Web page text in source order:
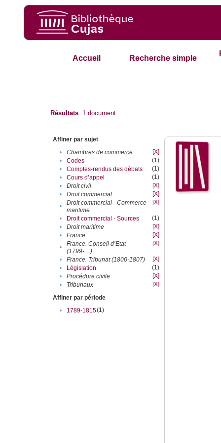
Accueil Recherche simple
Résultats 1 document
Affiner par sujet
•
Chambres de commerce
[X]
•
Codes
(1)
•
Comptes-rendus des débats
(1)
•
Cours d’appel
(1)
•
Droit civil
[X]
•
Droit commercial
[X]
•
Droit commercial - Commerce
maritime
[X]
• Droit commercial - Sources
(1)
•
Droit maritime
[X]
•
France
[X]
•
France. Conseil d’Etat
(1799-....)
[X]
• France. Tribunat (1800-1807)
[X]
•
Législation
(1)
•
Procédure civile
[X]
•
Tribunaux
[X]
Affiner par période
•
1789-1815(1)